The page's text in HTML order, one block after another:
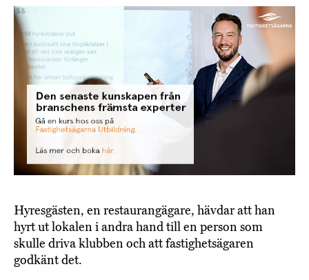
Hyresgästen, en restaurangägare, hävdar att han
hyrt ut lokalen i andra hand till en person som
skulle driva klubben och att fastighetsägaren
godkänt det.